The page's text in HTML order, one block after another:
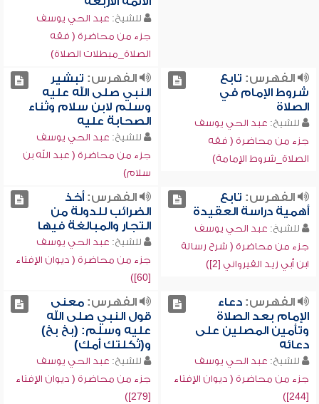
للشيخ: عبد الحي يوسف
جزء من محاضرة ( فقه
الصلاة_مبطلات الصلاة)
الفهرس: تابع
شروط الإمام في
الصلاة
للشيخ: عبد الحي يوسف
جزء من محاضرة ( فقه
الصلاة_شروط الإمامة)
الفهرس: تبشير
النبي صلى الله عليه
وسلم لابن سلام وثناء
الصحابة عليه
للشيخ: عبد الحي يوسف
جزء من محاضرة ( عبد الله بن
سلام)
الفهرس: تابع
أهمية دراسة العقيدة
للشيخ: عبد الحي يوسف
جزء من محاضرة ( شرح رسالة
ابن أبي زيد القيرواني [2])
الفهرس:أخذ
الضرائب للدولة من
التجار والمبالغة فيها
للشيخ: عبد الحي يوسف
جزء من محاضرة ( ديوان الإفتاء
[60])
الفهرس:دعاء
الإمام بعد الصلاة
وتأمين المصلين على
دعائه
للشيخ: عبد الحي يوسف
جزء من محاضرة ( ديوان الإفتاء
[244])
الفهرس:معنى
قول النبي صلى الله
عليه وسلم: (بخ بخ)
و(ثكلتك أمك)
للشيخ: عبد الحي يوسف
جزء من محاضرة ( ديوان الإفتاء
[279])